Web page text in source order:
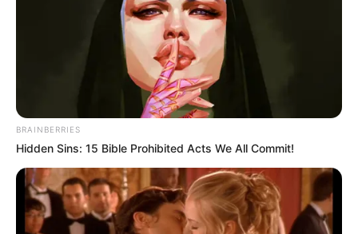
BRAINBERRIES
Hidden Sins: 15 Bible Prohibited Acts We All Commit!